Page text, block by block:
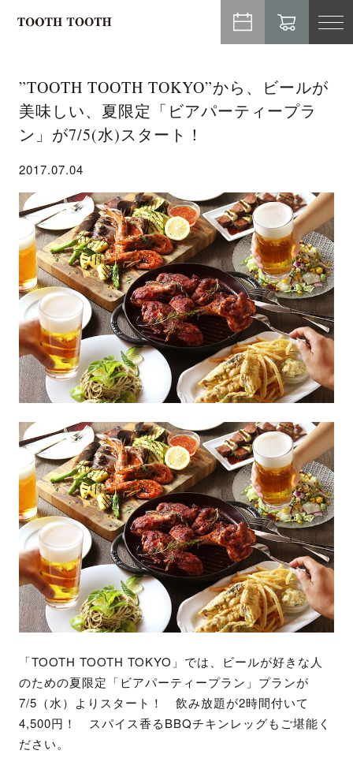
”TOOTH TOOTH TOKYO”から、ビールが
美味しい、夏限定「ビアパーティープラ
ン」が7/5(水)スタート！
2017.07.04
「TOOTH TOOTH TOKYO」では、ビールが好きな人
のための夏限定「ビアパーティープラン」プランが
7/5（水）よりスタート！ 飲み放題が2時間付いて
4,500円！ スパイス香るBBQチキンレッグもご堪能く
ださい。